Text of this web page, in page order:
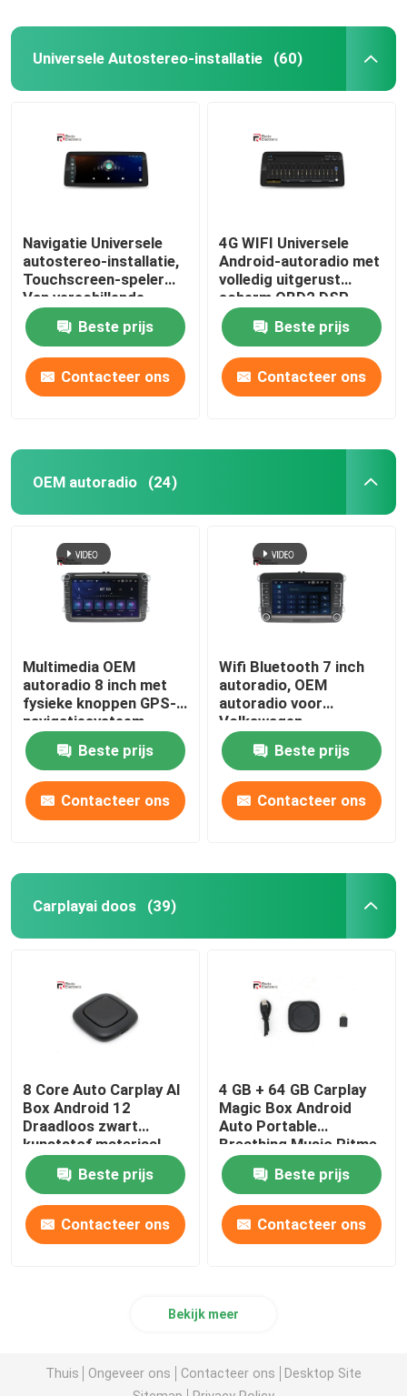
Universele Autostereo-installatie (60)
Navigatie Universele
autostereo-installatie,
Touchscreen-speler
Van verschillende
media 1920 × 720 IPS
Beste prijs
Contacteer ons
4G WIFI Universele
Android-autoradio met
volledig uitgerust
scherm OBD2 DSP
CarPlay
Beste prijs
Contacteer ons
OEM autoradio (24)
Multimedia OEM
autoradio 8 inch met
fysieke knoppen GPS-
navigatiesysteem
Beste prijs
Contacteer ons
Wifi Bluetooth 7 inch
autoradio, OEM
autoradio voor
Volkswagen
Beste prijs
Contacteer ons
Carplayai doos (39)
8 Core Auto Carplay AI
Box Android 12
Draadloos zwart
kunststof materiaal
Beste prijs
Contacteer ons
4 GB + 64 GB Carplay
Magic Box Android
Auto Portable
Breathing Music Ritme
Sfeer
Beste prijs
Contacteer ons
Bekijk meer
Thuis Ongeveer ons Contacteer ons
Desktop Site